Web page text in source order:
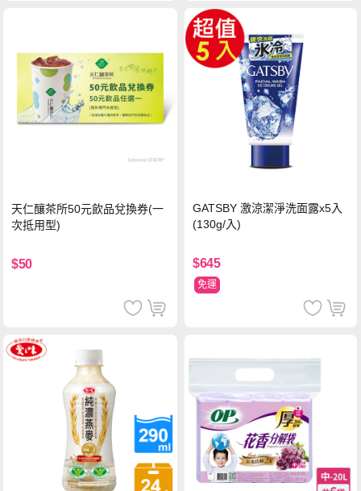
天仁釀茶所50元飲品兌換券(一
次抵用型)
$50
GATSBY 激涼潔淨洗面露x5入
(130g/入)
$645
免運